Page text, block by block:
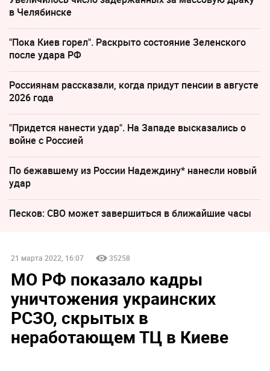
в Челябинске
"Пока Киев горел". Раскрыто состояние Зеленского
после удара РФ
Россиянам рассказали, когда придут пенсии в августе
2026 года
"Придется нанести удар". На Западе высказались о
войне с Россией
По бежавшему из России Надеждину* нанесли новый
удар
Песков: СВО может завершиться в ближайшие часы
21 марта 2022, 16:07 35258
МО РФ показало кадры
уничтожения украинских
РСЗО, скрытых в
неработающем ТЦ в Киеве